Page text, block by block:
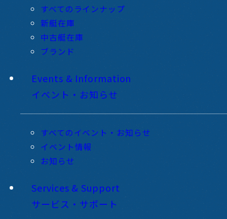
すべてのラインナップ
新艇在庫
中古艇在庫
ブランド
Events & Information
イベント・お知らせ
すべてのイベント・お知らせ
イベント情報
お知らせ
Services & Support
サービス・サポート